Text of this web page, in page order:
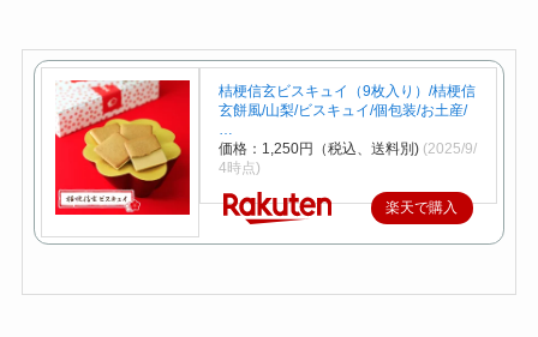
桔梗信玄ビスキュイ（9枚入り）/桔梗信
玄餅風/山梨/ビスキュイ/個包装/お土産/
価格：1,250円（税込、送料別) (2025/9/
4時点)
楽天で購入